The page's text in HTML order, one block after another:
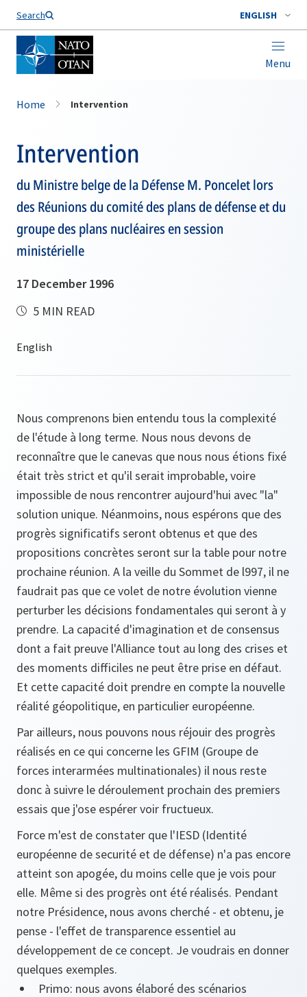
Search ENGLISH
Menu
Home Intervention
Intervention
du Ministre belge de la Défense M. Poncelet lors
des Réunions du comité des plans de défense et du
groupe des plans nucléaires en session
ministérielle
17 December 1996
5 MIN READ
Nous comprenons bien entendu tous la complexité
de l'étude à long terme. Nous nous devons de
reconnaître que le canevas que nous nous étions fixé
était très strict et qu'il serait improbable, voire
impossible de nous rencontrer aujourd'hui avec "la"
solution unique. Néanmoins, nous espérons que des
progrès significatifs seront obtenus et que des
propositions concrètes seront sur la table pour notre
prochaine réunion. A la veille du Sommet de l997, il ne
faudrait pas que ce volet de notre évolution vienne
perturber les décisions fondamentales qui seront à y
prendre. La capacité d'imagination et de consensus
dont a fait preuve l'Alliance tout au long des crises et
des moments difficiles ne peut être prise en défaut.
Et cette capacité doit prendre en compte la nouvelle
réalité géopolitique, en particulier européenne.
Par ailleurs, nous pouvons nous réjouir des progrès
réalisés en ce qui concerne les GFIM (Groupe de
forces interarmées multinationales) il nous reste
donc à suivre le déroulement prochain des premiers
essais que j'ose espérer voir fructueux.
Force m'est de constater que l'IESD (Identité
européenne de securité et de défense) n'a pas encore
atteint son apogée, du moins celle que je vois pour
elle. Même si des progrès ont été réalisés. Pendant
notre Présidence, nous avons cherché - et obtenu, je
pense - l'effet de transparence essentiel au
développement de ce concept. Je voudrais en donner
quelques exemples.
Primo: nous avons élaboré des scénarios